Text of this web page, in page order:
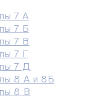
7 А
7 Б
7 В
7 Г
7 Д
8 А и 8Б
8 В